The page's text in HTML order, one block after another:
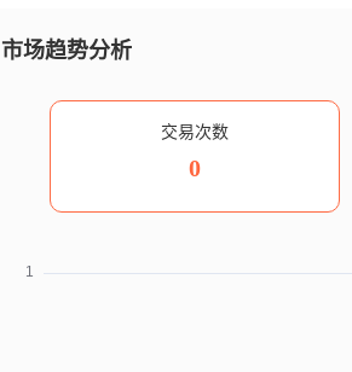
市场趋势分析
交易次数
0